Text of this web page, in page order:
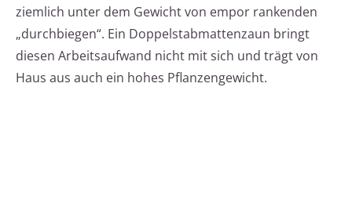
ziemlich unter dem Gewicht von empor rankenden
„durchbiegen“. Ein Doppelstabmattenzaun bringt
diesen Arbeitsaufwand nicht mit sich und trägt von
Haus aus auch ein hohes Pflanzengewicht.